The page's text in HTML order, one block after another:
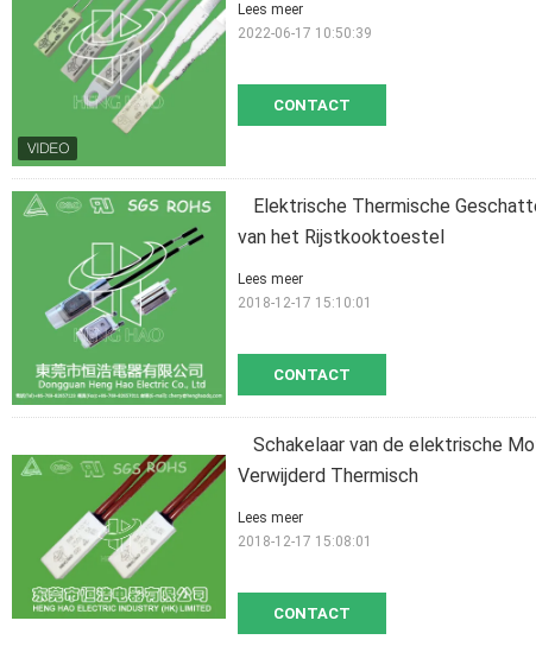
CONTACT
Lees meer
2022-06-17 10:50:39
Elektrische Thermische
van het Rijstkooktoestel
CONTACT
Lees meer
2018-12-17 15:10:01
Schakelaar van de elektrische
Verwijderd Thermisch
CONTACT
Lees meer
2018-12-17 15:08:01